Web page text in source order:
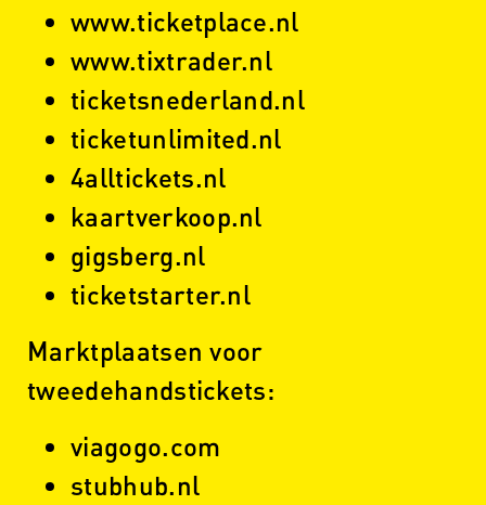
www.ticketplace.nl
www.tixtrader.nl
ticketsnederland.nl
ticketunlimited.nl
4alltickets.nl
kaartverkoop.nl
gigsberg.nl
ticketstarter.nl
Marktplaatsen voor
tweedehandstickets:
viagogo.com
stubhub.nl